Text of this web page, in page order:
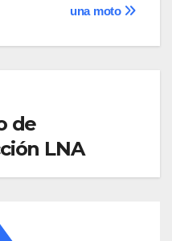
una moto
de
LNA